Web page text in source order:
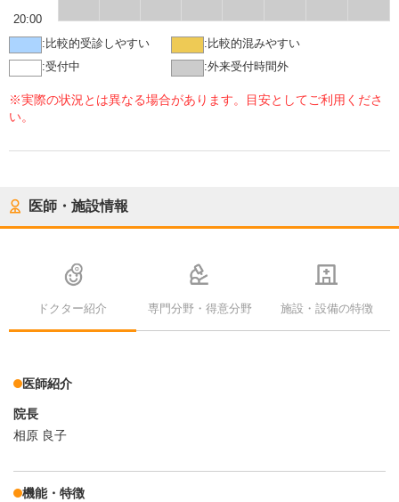
20:00
: 比較的受診しやすい : 比較的混みやすい
:受付中 :外来受付時間外
※実際の状況とは異なる場合があります。目安としてご利用くださ
い。
医師・施設情報
ドクター紹介 専門分野・得意分野 施設・設備の特徴
医師紹介
院長
相原 良子
機能・特徴